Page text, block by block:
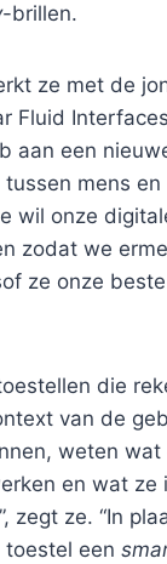
-brillen.
ze met de
Fluid
aan een
mens en
wil onze
zodat we
ze onze
die
van de
weten wat
en wat ze
zegt ze. “In
toestel een